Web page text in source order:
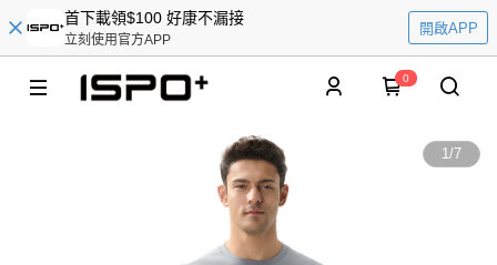
首下載領$100 好康不漏接
立刻使用官方APP
開啟APP
0
1/7